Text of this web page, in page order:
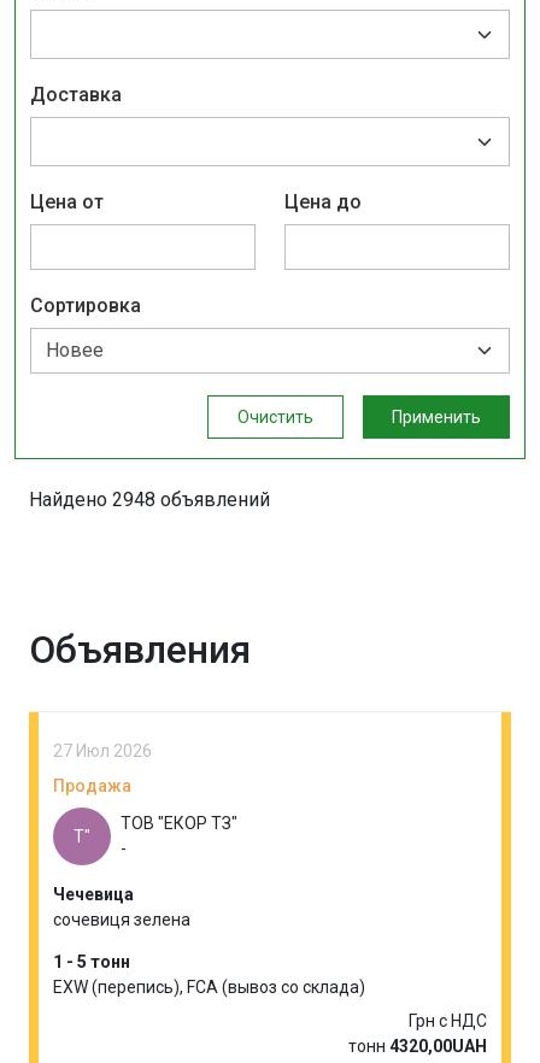
Доставка
Цена от Цена до
Сортировка
Очистить Применить
Найдено 2948 объявлений
Объявления
27 Июл 2026
Продажа
Т"
ТОВ "ЕКОР ТЗ"
-
Чечевица
сочевиця зелена
1 - 5 тонн
EXW (перепись), FCA (вывоз со склада)
Грн с НДС
тонн 4320,00UAH